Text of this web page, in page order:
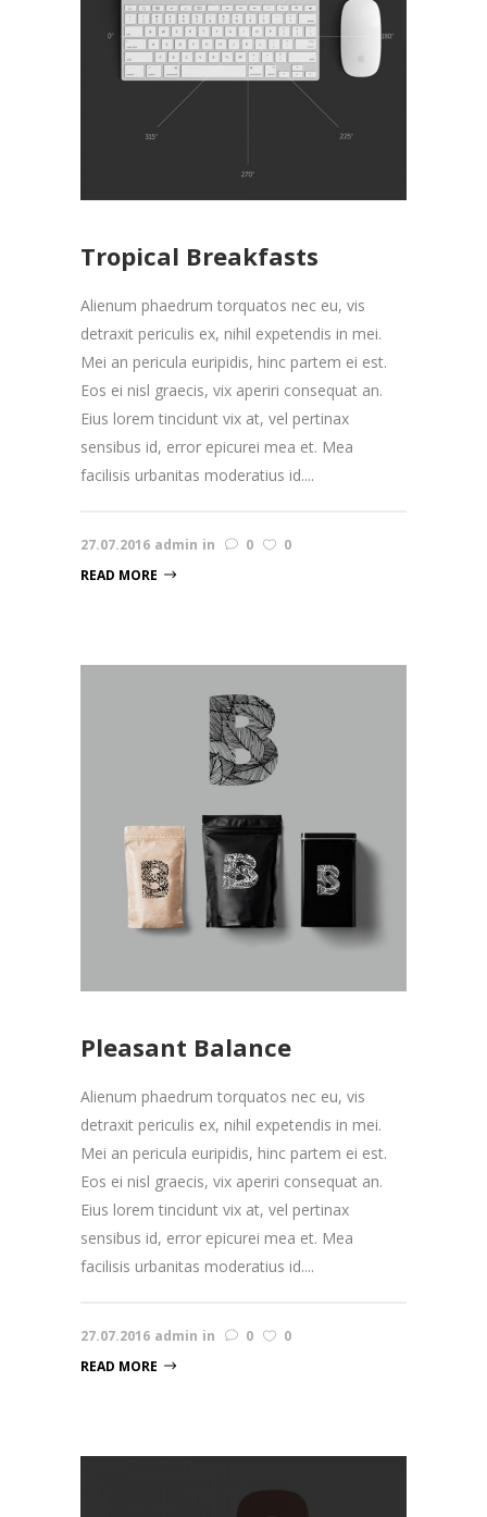
Tropical Breakfasts
Alienum phaedrum torquatos nec eu, vis
detraxit periculis ex, nihil expetendis in mei.
Mei an pericula euripidis, hinc partem ei est.
Eos ei nisl graecis, vix aperiri consequat an.
Eius lorem tincidunt vix at, vel pertinax
sensibus id, error epicurei mea et. Mea
facilisis urbanitas moderatius id....
27.07.2016 admin in 0
0
READ MORE
Pleasant Balance
Alienum phaedrum torquatos nec eu, vis
detraxit periculis ex, nihil expetendis in mei.
Mei an pericula euripidis, hinc partem ei est.
Eos ei nisl graecis, vix aperiri consequat an.
Eius lorem tincidunt vix at, vel pertinax
sensibus id, error epicurei mea et. Mea
facilisis urbanitas moderatius id....
27.07.2016 admin in 0
0
READ MORE